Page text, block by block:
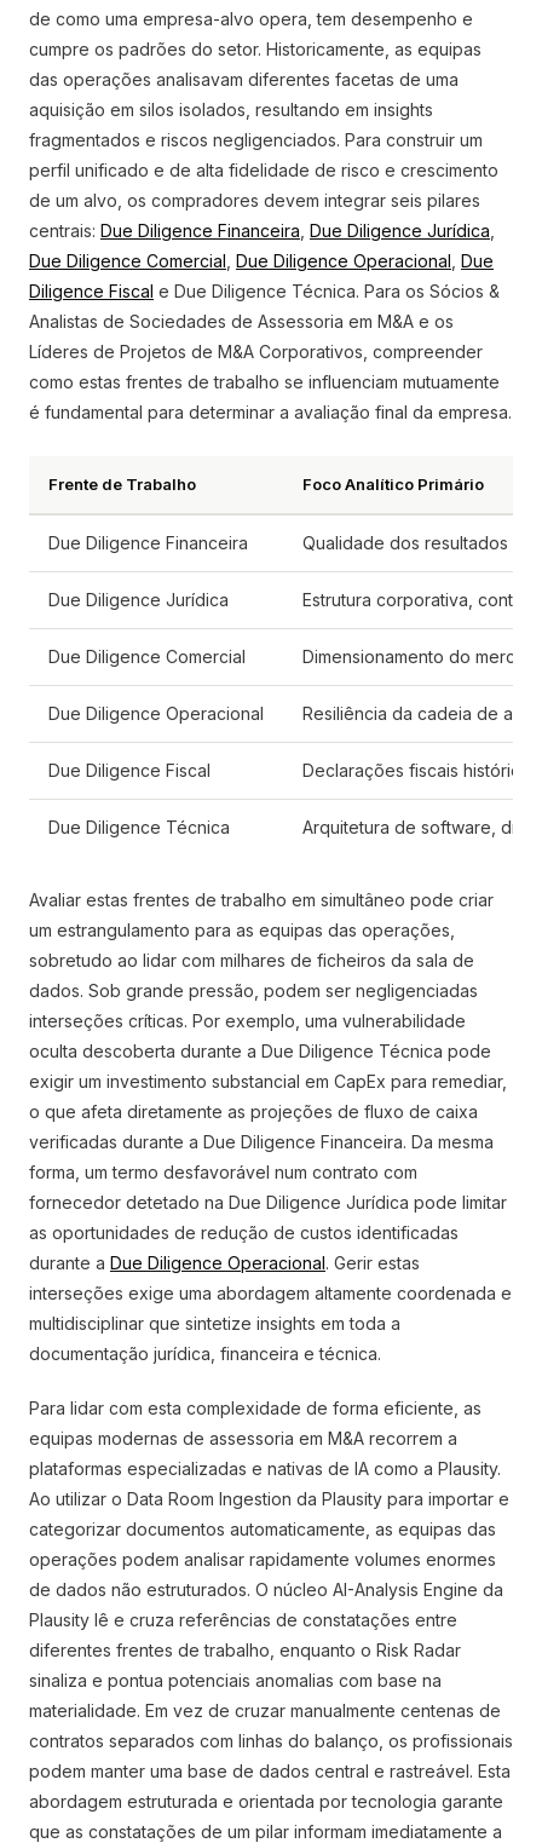
de como uma empresa-alvo opera, tem desempenho e
cumpre os padrões do setor. Historicamente, as equipas
das operações analisavam diferentes facetas de uma
aquisição em silos isolados, resultando em insights
fragmentados e riscos negligenciados. Para construir um
perfil unificado e de alta fidelidade de risco e crescimento
de um alvo, os compradores devem integrar seis pilares
centrais: Due Diligence Financeira Due Diligence Jurídica
Due Diligence Comercial Due Diligence Operacional Due
Diligence Fiscal e Due Diligence Técnica. Para os Sócios &
Analistas de Sociedades de Assessoria em M&A e os
Líderes de Projetos de M&A Corporativos, compreender
como estas frentes de trabalho se influenciam mutuamente
é fundamental para determinar a avaliação final da empresa.
Frente de Trabalho Foco Analítico Primário
Due Diligence Financeira Qualidade dos resultados
Due Diligence Jurídica Estrutura corporativa,
Due Diligence Comercial Dimensionamento do
Due Diligence Operacional Resiliência da cadeia de
Due Diligence Fiscal Declarações fiscais
Due Diligence Técnica Arquitetura de software,
Avaliar estas frentes de trabalho em simultâneo pode criar
um estrangulamento para as equipas das operações,
sobretudo ao lidar com milhares de ficheiros da sala de
dados. Sob grande pressão, podem ser negligenciadas
interseções críticas. Por exemplo, uma vulnerabilidade
oculta descoberta durante a Due Diligence Técnica pode
exigir um investimento substancial em CapEx para remediar,
o que afeta diretamente as projeções de fluxo de caixa
verificadas durante a Due Diligence Financeira. Da mesma
forma, um termo desfavorável num contrato com
fornecedor detetado na Due Diligence Jurídica pode limitar
as oportunidades de redução de custos identificadas
durante a Due Diligence Operacional. Gerir estas
interseções exige uma abordagem altamente coordenada e
multidisciplinar que sintetize insights em toda a
documentação jurídica, financeira e técnica.
Para lidar com esta complexidade de forma eficiente, as
equipas modernas de assessoria em M&A recorrem a
plataformas especializadas e nativas de IA como a Plausity.
Ao utilizar o Data Room Ingestion da Plausity para importar e
categorizar documentos automaticamente, as equipas das
operações podem analisar rapidamente volumes enormes
de dados não estruturados. O núcleo AI-Analysis Engine da
Plausity lê e cruza referências de constatações entre
diferentes frentes de trabalho, enquanto o Risk Radar
sinaliza e pontua potenciais anomalias com base na
materialidade. Em vez de cruzar manualmente centenas de
contratos separados com linhas do balanço, os profissionais
podem manter uma base de dados central e rastreável. Esta
abordagem estruturada e orientada por tecnologia garante
que as constatações de um pilar informam imediatamente a